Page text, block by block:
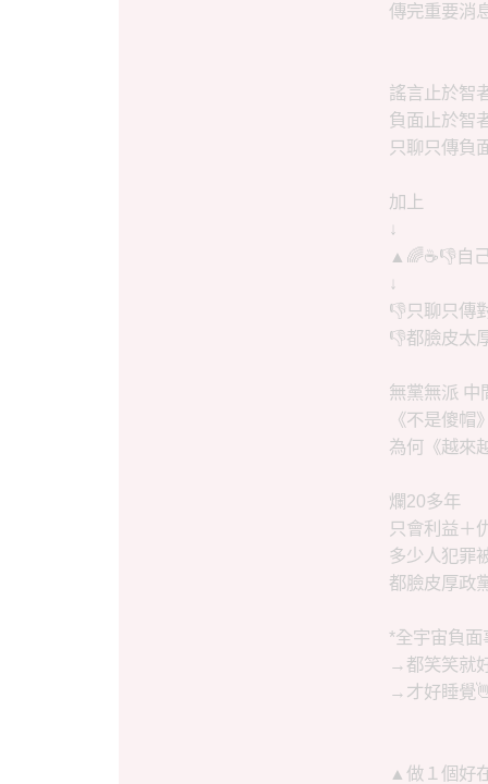
傳完重要消
謠言止於智
負面止於智
只聊只傳負
加上
↓
▲🌈☕👎自
↓
👎只聊只傳
👎都臉皮太
無黨無派 中
《不是傻帽
為何《越來
爛20多年
只會利益＋
多少人犯罪
都臉皮厚政
*全宇宙負面
→都笑笑就
→才好睡覺
▲做１個好